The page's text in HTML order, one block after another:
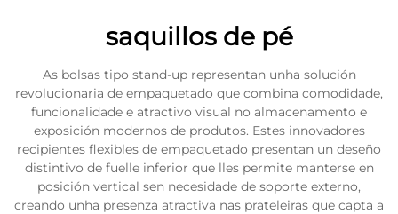
saquillos de pé
As bolsas tipo stand-up representan unha solución
revolucionaria de empaquetado que combina comodidade,
funcionalidade e atractivo visual no almacenamento e
exposición modernos de produtos. Estes innovadores
recipientes flexibles de empaquetado presentan un deseño
distintivo de fuelle inferior que lles permite manterse en
posición vertical sen necesidade de soporte externo,
creando unha presenza atractiva nas prateleiras que capta a